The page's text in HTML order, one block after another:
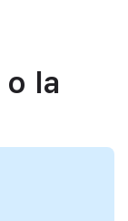
la